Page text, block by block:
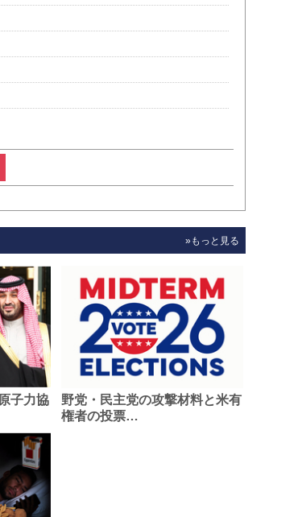
»もっと見る
子力協
野党・民主党の攻撃材料と米有
権者の投票…